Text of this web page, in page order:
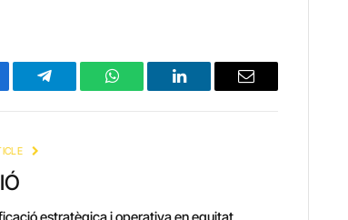
Telegram WhatsAppLinkedIn Email
estratègica i operativa en equitat